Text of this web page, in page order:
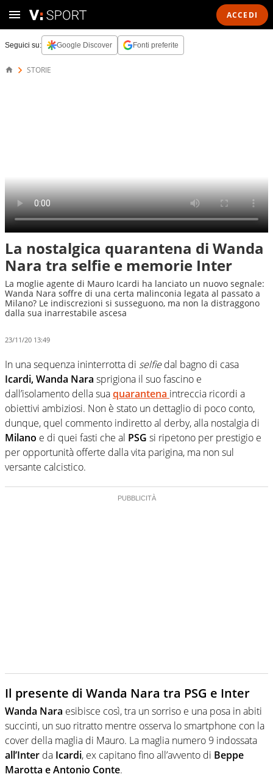
ACCEDI
Seguici su: Google Discover Fonti preferite
STORIE
La nostalgica quarantena di Wanda
Nara tra selfie e memorie Inter
La moglie agente di Mauro Icardi ha lanciato un nuovo segnale:
Wanda Nara soffre di una certa malinconia legata al passato a
Milano? Le indiscrezioni si susseguono, ma non la distraggono
dalla sua inarrestabile ascesa
23/11/20 13:49
In una sequenza ininterrotta di selfiedal bagno di casa
Icardi, Wanda Nara sprigiona il suo fascino e
dall’isolamento della suaquarantena intreccia ricordi a
obiettivi ambiziosi. Non è stato un dettaglio di poco conto,
dunque, quel commento indiretto al derby, alla nostalgia di
Milano e di quei fasti che al PSG si ripetono per prestigio e
per opportunità offerte dalla vita parigina, ma non sul
versante calcistico.
Il presente di Wanda Nara tra PSG e Inter
Wanda Nara esibisce così, tra un sorriso e una posa in abiti
succinti, un suo ritratto mentre osserva lo smartphone con la
cover della maglia di Mauro. La maglia numero 9 indossata
all’Inter da Icardi, ex capitano fino all’avvento di Beppe
Marotta e Antonio Conte.